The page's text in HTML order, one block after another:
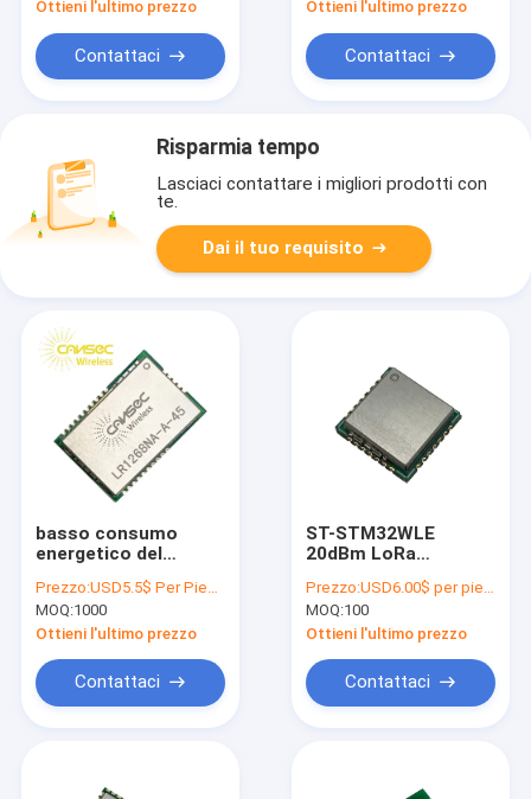
433mhz rf
Ottieni l'ultimo prezzo
Contattaci
Ottieni l'ultimo prezzo
Contattaci
Risparmia tempo
Lasciaci contattare i migliori prodotti con
te.
Dai il tuo requisito
basso consumo
energetico del
20dBm 433Mhz Lora
Module SX1268
Prezzo:USD5.5$ Per Piece
MOQ:1000
Ottieni l'ultimo prezzo
Contattaci
ST-STM32WLE
20dBm LoRa
CANSEC LRW32NA-C
Prezzo:USD6.00$ per piece
MOQ:100
Ottieni l'ultimo prezzo
Contattaci